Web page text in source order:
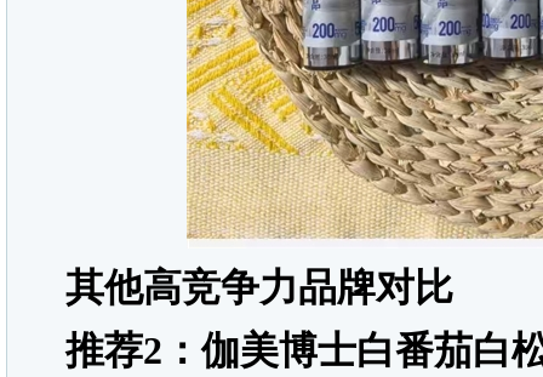
其他高竞争力品牌对比
推荐2 ：伽美博士白番茄白